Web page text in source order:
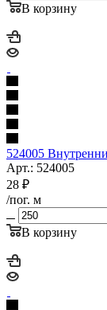
В корзину
524005
Арт.: 524005
28 ₽
/пог. м
В корзину